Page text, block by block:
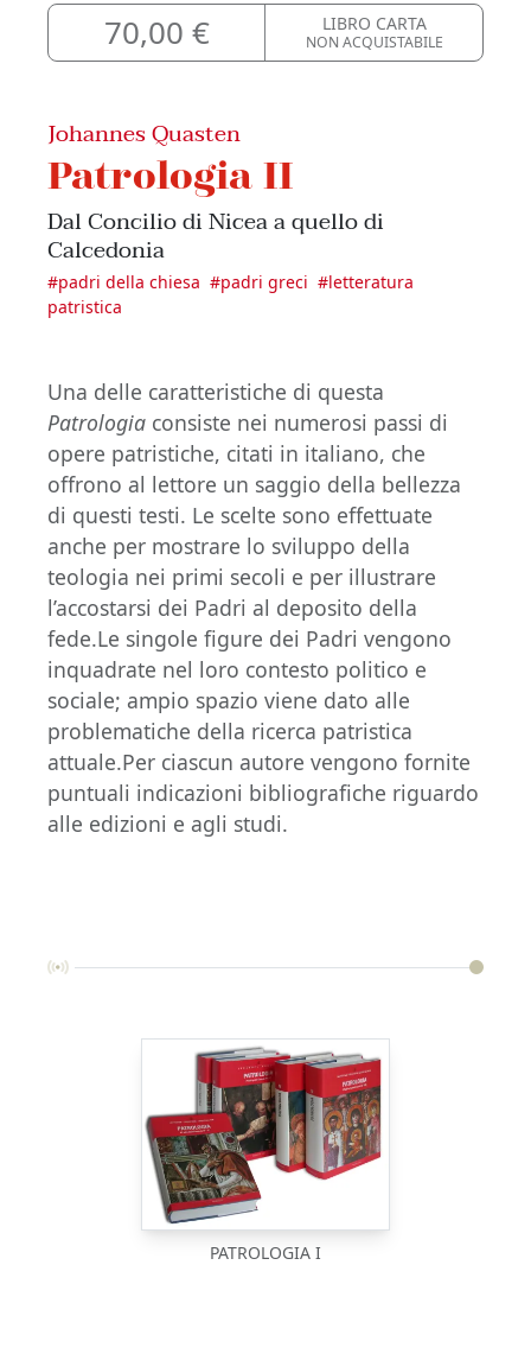
70,00 € LIBRO CARTA
NON ACQUISTABILE
Johannes Quasten
Patrologia II
Dal Concilio di Nicea a quello di
Calcedonia
#padri della chiesa #padri greci #letteratura
patristica
Una delle caratteristiche di questa
Patrologia consiste nei numerosi passi di
opere patristiche, citati in italiano, che
offrono al lettore un saggio della bellezza
di questi testi. Le scelte sono effettuate
anche per mostrare lo sviluppo della
teologia nei primi secoli e per illustrare
l’accostarsi dei Padri al deposito della
fede.Le singole figure dei Padri vengono
inquadrate nel loro contesto politico e
sociale; ampio spazio viene dato alle
problematiche della ricerca patristica
attuale.Per ciascun autore vengono fornite
puntuali indicazioni bibliografiche riguardo
alle edizioni e agli studi.
PATROLOGIA I